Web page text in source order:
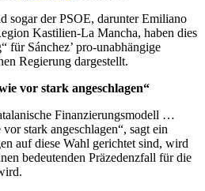
sogar der PSOE, darunter Emiliano
Kastilien-La Mancha, haben dies
für Sánchez’ pro-unabhängige
Regierung dargestellt.
vor stark angeschlagen“
Finanzierungsmodell …
stark angeschlagen“, sagt ein
auf diese Wahl gerichtet sind, wird
bedeutenden Präzedenzfall für die